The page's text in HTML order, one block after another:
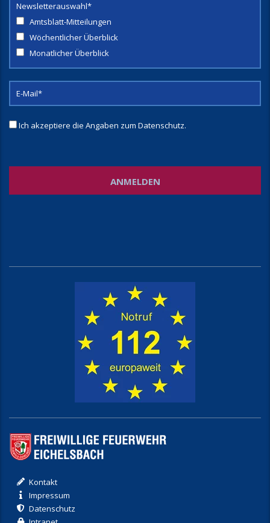
Newsletterauswahl*
Amtsblatt-Mitteilungen
Wöchentlicher Überblick
Monatlicher Überblick
Ich akzeptiere die Angaben zum Datenschutz.
Kontakt
Impressum
Datenschutz